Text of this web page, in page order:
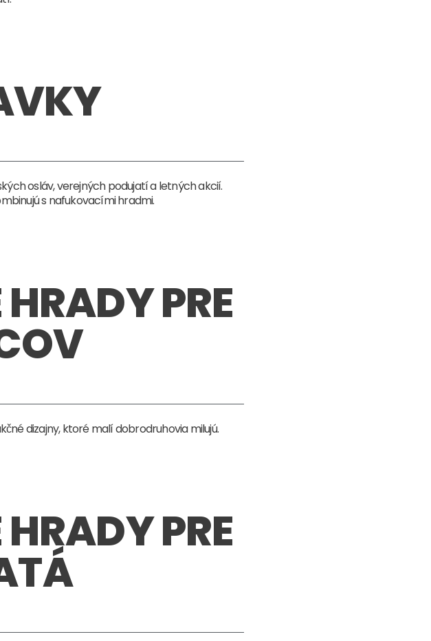
osláv, verejných podujatí a letných akcií.
s nafukovacími hradmi.
PRE
dizajny, ktoré malí dobrodruhovia milujú.
PRE